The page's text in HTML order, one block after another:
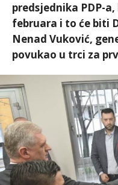
predsjednika PDP-
februara i to će biti
Nenad Vuković,
povukao u trci za